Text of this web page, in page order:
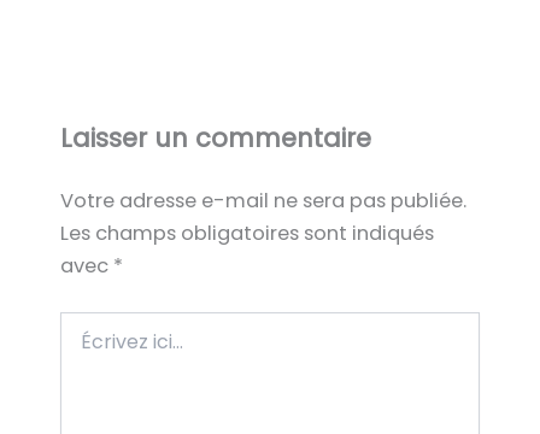
Laisser un commentaire
Votre adresse e-mail ne sera pas publiée.
Les champs obligatoires sont indiqués
avec *
ici…